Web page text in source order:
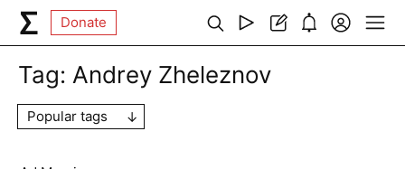
Donate
Tag: Andrey Zheleznov
Popular tags